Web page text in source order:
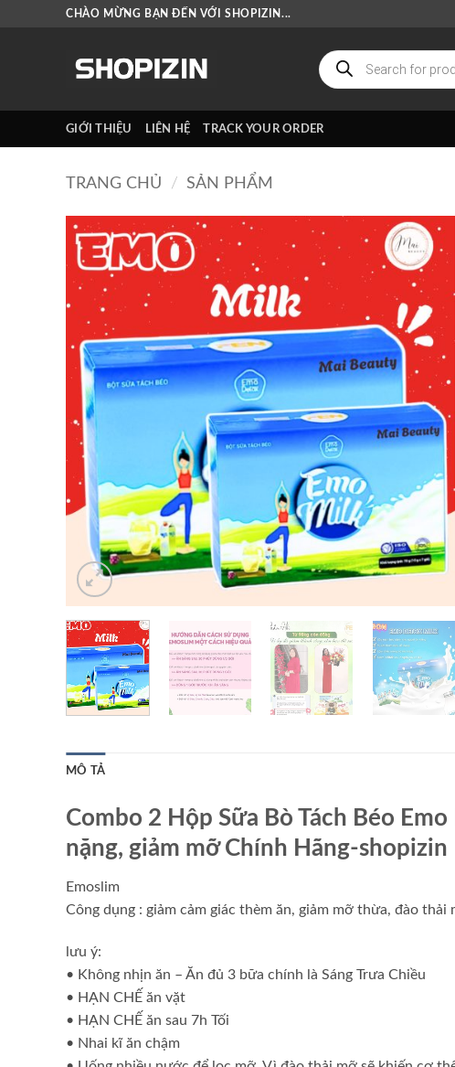
CHÀO MỪNG BẠN ĐẾN VỚI SHOPIZIN...
Tìm
kiếm
sản
phẩm
GIỚI THIỆU LIÊN HỆ TRACK YOUR ORDER
TRANG CHỦ / SẢN PHẨM
MÔ TẢ
Combo 2 Hộp Sữa Bò Tách Béo
nặng, giảm mỡ Chính Hãng-shopizin
Emoslim
Công dụng : giảm cảm giác thèm ăn, giảm mỡ thừa, đào
lưu ý:
• Không nhịn ăn – Ăn đủ 3 bữa chính là Sáng Trưa Chiều
• HẠN CHẾ ăn vặt
• HẠN CHẾ ăn sau 7h Tối
• Nhai kĩ ăn chậm